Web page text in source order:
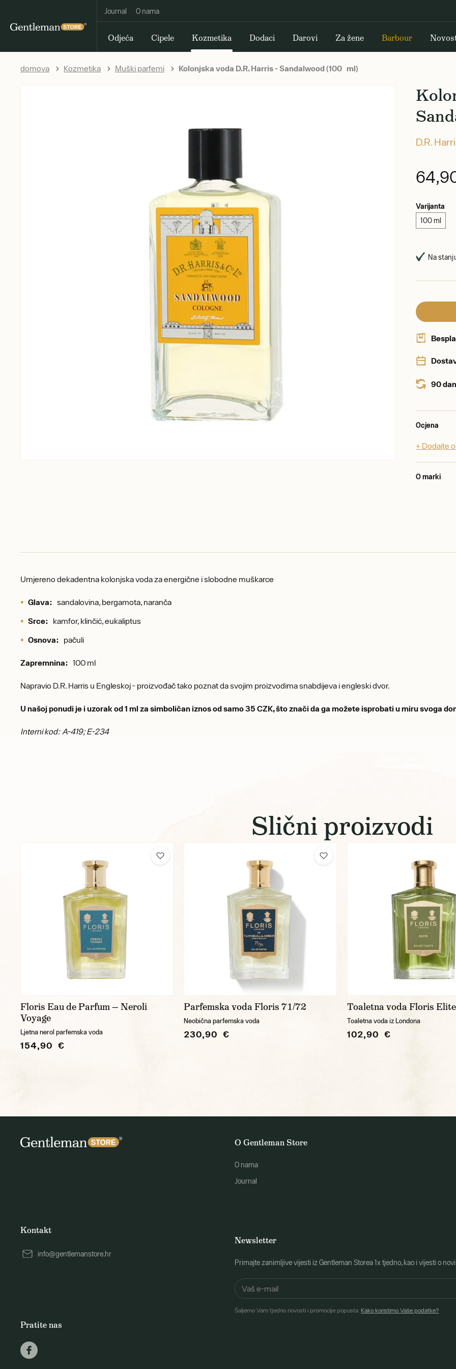
Journal O nama
Odjeća Cipele Kozmetika Dodaci Darovi Za žene Barbour
domova Kozmetika Muški parfemi Kolonjska voda D.R. Harris - Sandalwood (100 ml)
D.R.
Varijanta
100 ml
Na
90
Ocjena
+ Dodajte
O marki
Umjereno dekadentna kolonjska voda za energične i slobodne muškarce
Glava: sandalovina, bergamota, naranča
Srce: kamfor, klinčić, eukaliptus
Osnova: pačuli
Zapremnina: 100 ml
Napravio D.R. Harris u Engleskoj - proizvođač tako poznat da svojim proizvodima snabdijeva i engleski dvor.
U našoj ponudi je i uzorak od 1 ml za simboličan iznos od samo 35 CZK, što znači da ga možete isprobati u miru svoga
Interni kod: A-419; E-234
Slični proizvodi
Floris Eau de Parfum — Neroli
Voyage
Ljetna nerol parfemska voda
154,90 €
Parfemska voda Floris 71/72
Neobična parfemska voda
230,90 €
Toaletna voda Floris Elite
Toaletna voda iz Londona
102,90 €
O Gentleman Store
O nama
Journal
Newsletter
Primajte zanimljive vijesti iz Gentleman Storea 1x tjedno, kao i vijesti o
Šaljemo Vam tjedno novosti i promocije popusta. Kako koristimo Vaše podatke?
Kontakt
info@gentlemanstore.hr
Pratite nas